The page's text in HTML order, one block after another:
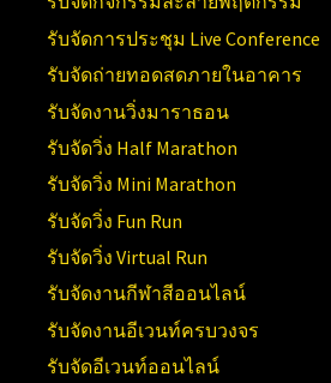
รับจัดการประชุม Live Conference
รับจัดถ่ายทอดสดภายในอาคาร
รับจัดงานวิ่งมาราธอน
รับจัดวิ่ง Half Marathon
รับจัดวิ่ง Mini Marathon
รับจัดวิ่ง Fun Run
รับจัดวิ่ง Virtual Run
รับจัดงานกีฬาสีออนไลน์
รับจัดงานอีเวนท์ครบวงจร
รับจัดอีเวนท์ออนไลน์